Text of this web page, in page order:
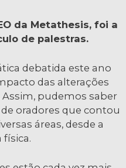
da Metathesis, foi a
de palestras.
debatida este ano
das alterações
pudemos saber
oradores que contou
áreas, desde a
física.